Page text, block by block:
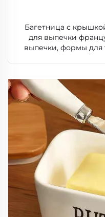
Багетница с
для выпечки
выпечки, формы для